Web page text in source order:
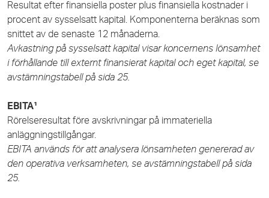
Resultat efter finansiella poster plus finansiella kostnader i
procent av sysselsatt kapital. Komponenterna beräknas som
snittet av de senaste 12 månaderna.
Avkastning på sysselsatt kapital visar koncernens lönsamhet
i förhållande till externt finansierat kapital och eget kapital, se
avstämningstabell på sida 25.
EBITA¹
Rörelseresultat före avskrivningar på immateriella
anläggningstillgångar.
EBITA används för att analysera lönsamheten genererad av
den operativa verksamheten, se avstämningstabell på sida
25.